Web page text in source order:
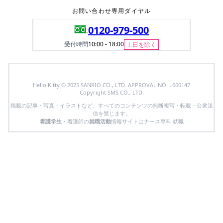
お問い合わせ専用ダイヤル
0120-979-500
受付時間10:00 - 18:00 土日を除く
Hello Kitty © 2025 SANRIO CO., LTD. APPROVAL NO. L660147
Copyright SMS CO., LTD.
掲載の記事・写真・イラストなど、すべてのコンテンツの無断複写・転載・公衆送
信を禁じます。
看護学生 ・看護師の就職活動情報サイトはナース専科 就職